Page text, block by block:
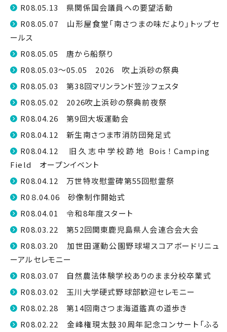
R08.05.13 県関係国会議員への要望活動
R08.05.07 山形屋食堂「南さつまの味だより」トップセ
ールス
R08.05.05 唐から船祭り
R08.05.03～05.05 2026 吹上浜砂の祭典
R08.05.03 第38回マリンランド笠沙フェスタ
R08.05.02 2026吹上浜砂の祭典前夜祭
R08.04.26 第9回大坂運動会
R08.04.12 新生南さつま市消防団発足式
R08.04.12 旧久志中学校跡地 Bois！Camping
Field オープンイベント
R08.04.12 万世特攻慰霊碑第55回慰霊祭
R0８.04.06 砂像制作開始式
R08.04.01 令和8年度スタート
R08.03.22 第52回関東鹿児島県人会連合会大会
R08.03.20 加世田運動公園野球場スコアボードリニュ
ーアルセレモニー
R08.03.07 自然農法体験学校ありのまま分校卒業式
R08.03.02 玉川大学硬式野球部歓迎セレモニー
R08.02.28 第14回南さつま海道鑑真の道歩き
R08.02.22 金峰権現太鼓30周年記念コンサート「ふる